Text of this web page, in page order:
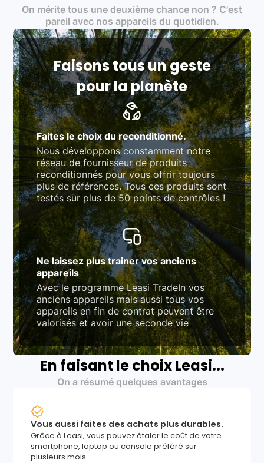
traitement des déchets électroniques (DEEE)
Produits testés et vérifiés selon des standards
rigoureux (80 à 100 points de contrôle en
fonction des produits)
Respect des normes RAEE, RoHS, et du
référentiel QualiRepar (bonus réparation)
On mérite tous une deuxième chance non ? C'est
pareil avec nos appareils du quotidien.
Faisons tous un geste
pour la planète
Faites le choix du reconditionné.
Nous développons constamment notre
réseau de fournisseur de produits
reconditionnés pour vous offrir toujours
plus de références. Tous ces produits sont
testés sur plus de 50 points de contrôles !
Ne laissez plus trainer vos anciens
appareils
Avec le programme Leasi TradeIn vos
anciens appareils mais aussi tous vos
appareils en fin de contrat peuvent être
valorisés et avoir une seconde vie
En faisant le choix Leasi...
On a résumé quelques avantages
Vous aussi faites des achats plus durables.
Grâce à Leasi, vous pouvez étaler le coût de votre
smartphone, laptop ou console préféré sur
plusieurs mois.